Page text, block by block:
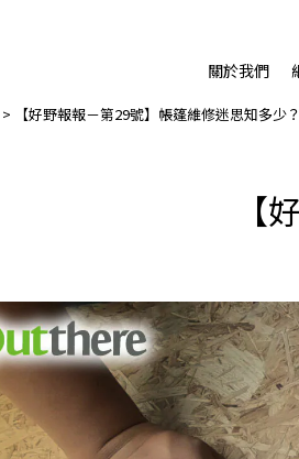
關於我們
> 【好野報報－第29號】帳篷維修迷思知多少？
【